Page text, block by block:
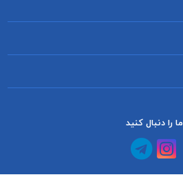
ما را دنبال کنید
کانال آپارات
کانال تلگرام